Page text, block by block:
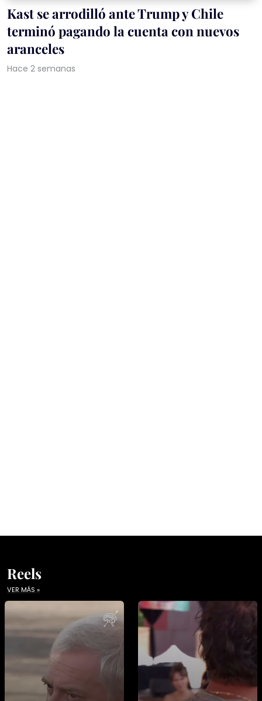
Kast se arrodilló ante Trump y Chile
terminó pagando la cuenta con nuevos
aranceles
Hace 2 semanas
Reels
VER MÁS »